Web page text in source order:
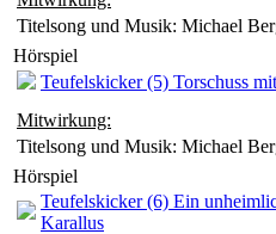
Titelsong und Musik: Michael
Hörspiel
Teufelskicker (5) Torschuss
Mitwirkung:
Titelsong und Musik: Michael
Hörspiel
Teufelskicker (6) Ein
Karallus